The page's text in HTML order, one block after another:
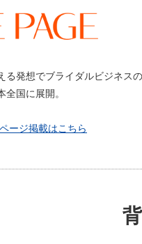
る発想でブライダルビジネスの
国に展開。
ージ掲載はこちら